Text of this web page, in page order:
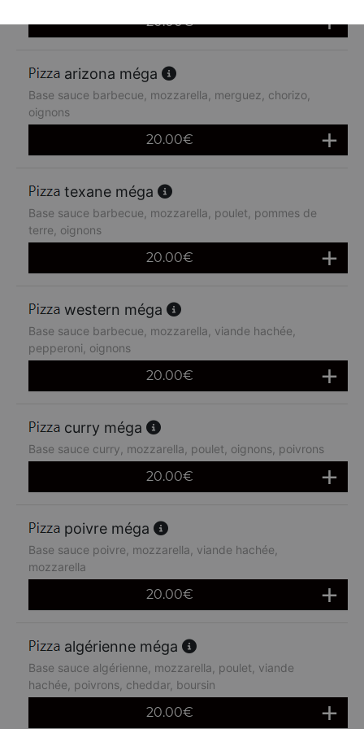
20.00€
arizona méga
Base sauce barbecue, mozzarella, merguez, chorizo,
oignons
20.00€
texane méga
Base sauce barbecue, mozzarella, poulet, pommes de
terre, oignons
20.00€
western méga
Base sauce barbecue, mozzarella, viande hachée,
pepperoni, oignons
20.00€
curry méga
Base sauce curry, mozzarella, poulet, oignons, poivrons
20.00€
poivre méga
Base sauce poivre, mozzarella, viande hachée,
mozzarella
20.00€
algérienne méga
Base sauce algérienne, mozzarella, poulet, viande
hachée, poivrons, cheddar, boursin
20.00€